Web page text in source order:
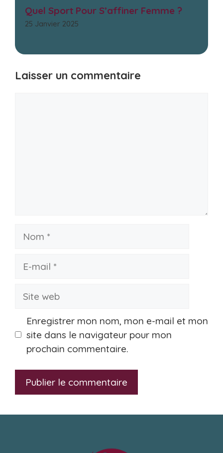
Quel Sport Pour S’affiner Femme ?
25 Janvier 2025
Laisser un commentaire
Enregistrer mon nom, mon e-mail et mon
site dans le navigateur pour mon
prochain commentaire.